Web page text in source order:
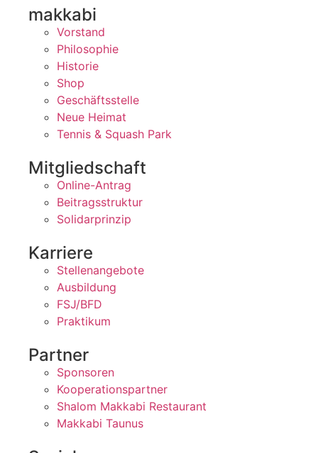
makkabi
Vorstand
Philosophie
Historie
Shop
Geschäftsstelle
Neue Heimat
Tennis & Squash Park
Mitgliedschaft
Online-Antrag
Beitragsstruktur
Solidarprinzip
Karriere
Stellenangebote
Ausbildung
FSJ/BFD
Praktikum
Partner
Sponsoren
Kooperationspartner
Shalom Makkabi Restaurant
Makkabi Taunus